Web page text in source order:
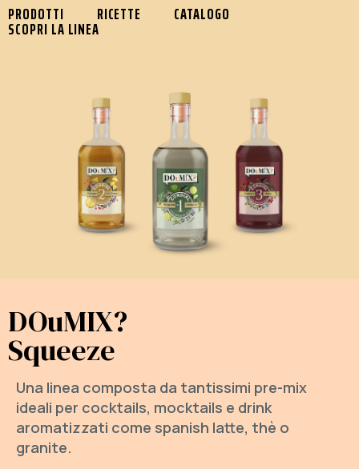
PRODOTTI RICETTE CATALOGO
SCOPRI LA LINEA
DOuMIX?
Squeeze
Una linea composta da tantissimi pre-mix
ideali per cocktails, mocktails e drink
aromatizzati come spanish latte, thè o
granite.